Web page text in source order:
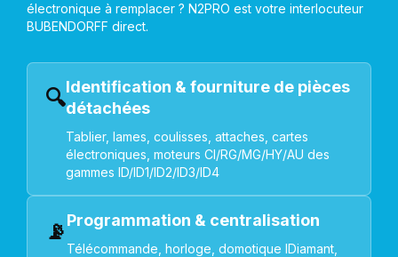
électronique à remplacer ? N2PRO est votre interlocuteur
BUBENDORFF direct.
🔍Identification & fourniture de pièces
détachées
Tablier, lames, coulisses, attaches, cartes
électroniques, moteurs CI/RG/MG/HY/AU des
gammes ID/ID1/ID2/ID3/ID4
📡Programmation & centralisation
Télécommande, horloge, domotique IDiamant,